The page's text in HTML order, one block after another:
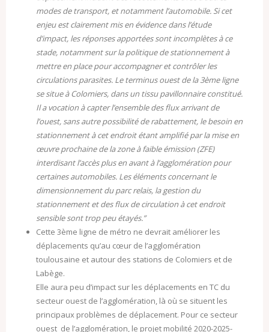
modes de transport, et notamment l’automobile. Si cet
enjeu est clairement mis en évidence dans l’étude
d’impact, les réponses apportées sont incomplètes à ce
stade, notamment sur la politique de stationnement à
mettre en place pour accompagner et contrôler les
circulations parasites. Le terminus ouest de la 3ème ligne
se situe à Colomiers, dans un tissu pavillonnaire constitué.
Il a vocation à capter l’ensemble des flux arrivant de
l’ouest, sans autre possibilité de rabattement, le besoin en
stationnement à cet endroit étant amplifié par la mise en
œuvre prochaine de la zone à faible émission (ZFE)
interdisant l’accès plus en avant à l’agglomération pour
certaines automobiles. Les éléments concernant le
dimensionnement du parc relais, la gestion du
stationnement et des flux de circulation à cet endroit
sensible sont trop peu étayés.”
Cette 3ème ligne de métro ne devrait améliorer les
déplacements qu’au cœur de l’agglomération
toulousaine et autour des stations de Colomiers et de
Labège.
Elle aura peu d’impact sur les déplacements en TC du
secteur ouest de l’agglomération, là où se situent les
principaux problèmes de déplacement. Pour ce secteur
ouest de l’agglomération, le projet mobilité 2020-2025-